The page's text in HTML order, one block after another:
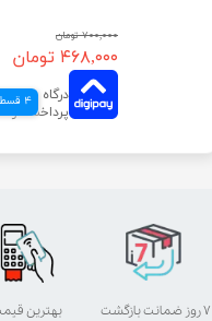
۷۰۰,۰۰۰ تومان
۴۶۸,۰۰۰ تومان
4 قسط
بهترین ۷ روز ضمانت بازگشت